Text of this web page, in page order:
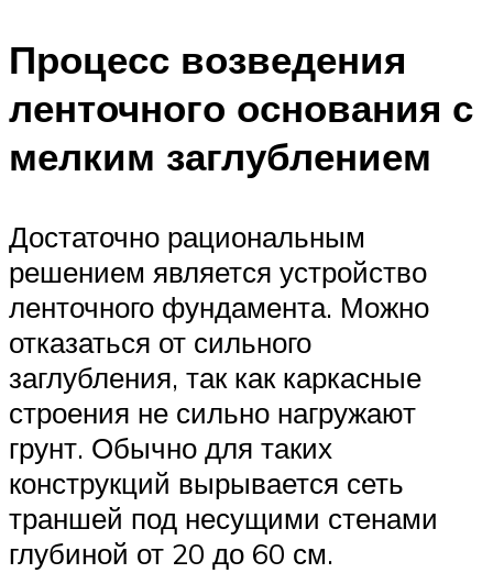
Процесс возведения
ленточного основания с
мелким заглублением
Достаточно рациональным
решением является устройство
ленточного фундамента. Можно
отказаться от сильного
заглубления, так как каркасные
строения не сильно нагружают
грунт. Обычно для таких
конструкций вырывается сеть
траншей под несущими стенами
глубиной от 20 до 60 см.